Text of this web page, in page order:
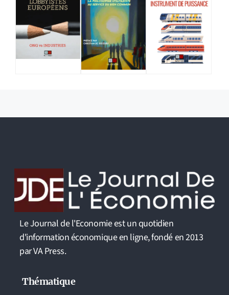
Le Journal de l'Economie est un quotidien
d'information économique en ligne, fondé en 2013
par VA Press.
Thématique